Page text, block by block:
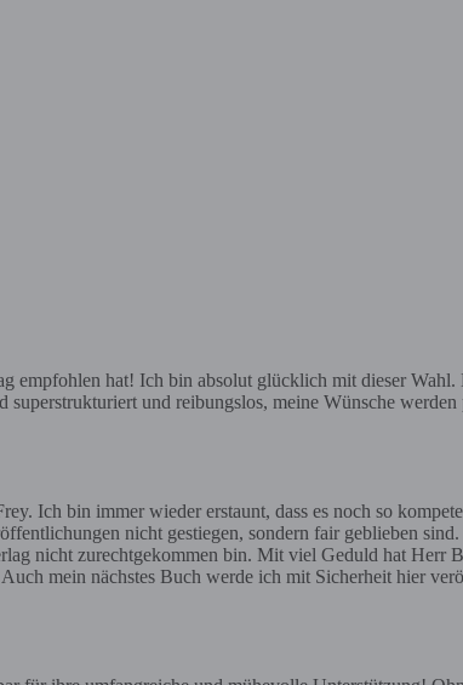
hat! Ich bin absolut glücklich mit dieser
und reibungslos, meine Wünsche
Ich bin immer wieder erstaunt, dass es noch so
nicht gestiegen, sondern fair geblieben
nicht zurechtgekommen bin. Mit viel Geduld hat Herr
mein nächstes Buch werde ich mit Sicherheit hier